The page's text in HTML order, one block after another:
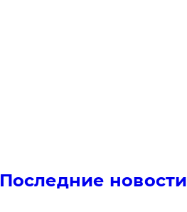
Последние новости